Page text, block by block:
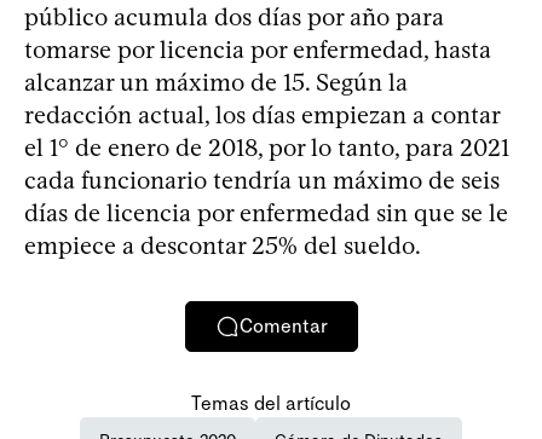
público acumula dos días por año para
tomarse por licencia por enfermedad, hasta
alcanzar un máximo de 15. Según la
redacción actual, los días empiezan a contar
el 1° de enero de 2018, por lo tanto, para 2021
cada funcionario tendría un máximo de seis
días de licencia por enfermedad sin que se le
empiece a descontar 25% del sueldo.
Comentar
Temas del artículo